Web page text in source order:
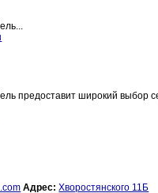
предоставит широкий выбор
Адрес: Хворостянского 11Б